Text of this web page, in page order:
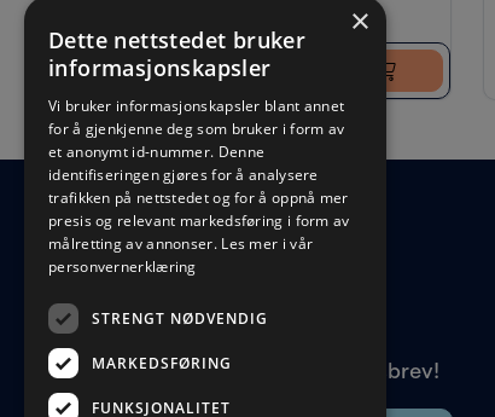
Logg inn for å kjøpe
Meld deg på vårt nyhetsbrev!
×
Dette nettstedet bruker
informasjonskapsler
Vi bruker informasjonskapsler blant annet
for å gjenkjenne deg som bruker i form av
et anonymt id-nummer. Denne
identifiseringen gjøres for å analysere
trafikken på nettstedet og for å oppnå mer
presis og relevant markedsføring i form av
målretting av annonser. Les mer i vår
personvernerklæring
STRENGT NØDVENDIG
MARKEDSFØRING
FUNKSJONALITET